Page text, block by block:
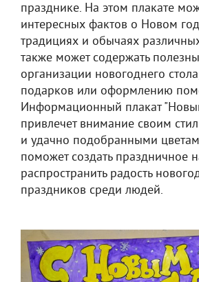
празднике. На этом плакате
интересных фактов о Новом
традициях и обычаях
также может содержать
организации новогоднего
подарков или оформлению
Информационный плакат
привлечет внимание своим
и удачно подобранными
поможет создать праздничное
распространить радость
праздников среди людей.